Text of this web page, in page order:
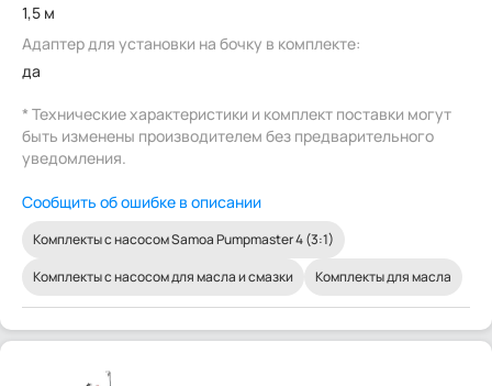
1,5 м
Адаптер для установки на бочку в комплекте:
да
* Технические характеристики и комплект поставки могут
быть изменены производителем без предварительного
уведомления.
Сообщить об ошибке в описании
Комплекты с насосом Samoa Pumpmaster 4 (3:1)
Комплекты с насосом для масла и смазки
Комплекты для масла